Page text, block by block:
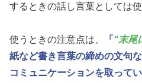
するときの話し言葉としては使
使うときの注意点は、 「 “末尾
紙など書き言葉の締めの文句
コミュニケーションを取って